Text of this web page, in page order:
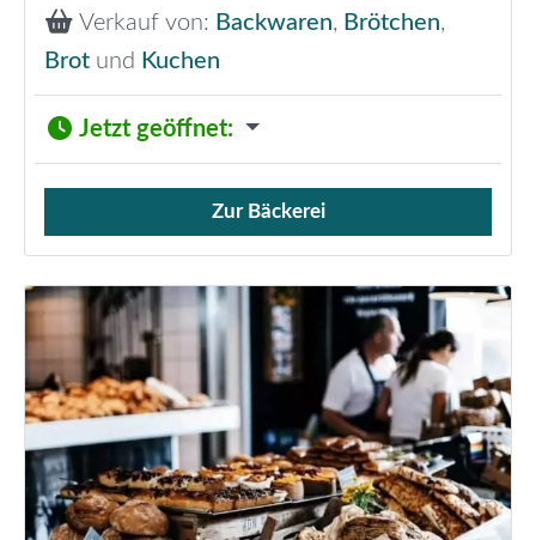
Verkauf von: Backwaren, Brötchen,
Brot und Kuchen
Jetzt geöffnet:
Verkauf von Brötchen,
Zur Bäckerei